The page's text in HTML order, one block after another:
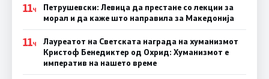
11Ч
Петрушевски: Левица да престане со лекции за
морал и да каже што направила за Македонија
11Ч
Лауреатот на Светската награда на хуманизмот
Кристоф Бенедиктер од Охрид: Хуманизмот е
императив на нашето време